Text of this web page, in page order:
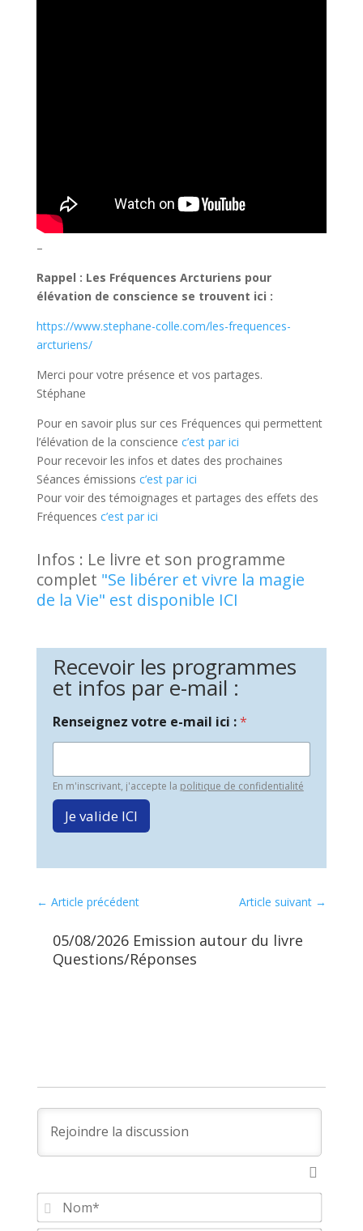
–
Rappel : Les Fréquences Arcturiens pour
élévation de conscience se trouvent ici :
https://www.stephane-colle.com/les-frequences-
arcturiens/
Merci pour votre présence et vos partages.
Stéphane
Pour en savoir plus sur ces Fréquences qui permettent
l’élévation de la conscience c’est par ici
Pour recevoir les infos et dates des prochaines
Séances émissions c’est par ici
Pour voir des témoignages et partages des effets des
Fréquences c’est par ici
Infos : Le livre et son programme
complet "Se libérer et vivre la magie
de la Vie" est disponible ICI
Recevoir les programmes
et infos par e-mail :
Renseignez votre e-mail ici :*
En m'inscrivant, j'accepte la politique de confidentialité
Je valide ICI
← Article précédent Article suivant →
05/08/2026 Emission autour du livre
Questions/Réponses
Nom*